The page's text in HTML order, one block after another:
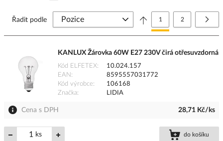
Stránka
Právě si prohlížíte
1 Stránka
2
Řadit podle
KANLUX Žárovka 60W E27 230V čirá otřesuvzdorná
Kód ELFETEX
10.024.157
EAN
8595557031772
Kód výrobce
106168
Značka
LIDIA
Cena s DPH 28,71 Kč/ks
ks do košíku